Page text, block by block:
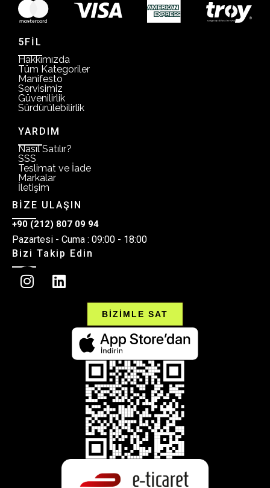
5FİL
Hakkımızda
Tüm Kategoriler
Manifesto
Servisimiz
Güvenilirlik
Sürdürülebilirlik
YARDIM
Nasıl Satılır?
SSS
Teslimat ve İade
Markalar
İletişim
BİZE ULAŞIN
+90 (212) 807 09 94
Pazartesi - Cuma : 09:00 - 18:00
Bizi Takip Edin
BİZİMLE SAT